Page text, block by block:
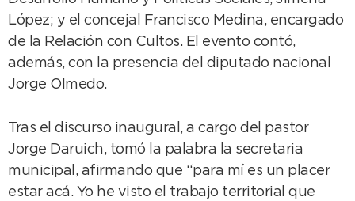
López; y el concejal Francisco Medina, encargado
de la Relación con Cultos. El evento contó,
además, con la presencia del diputado nacional
Jorge Olmedo.
Tras el discurso inaugural, a cargo del pastor
Jorge Daruich, tomó la palabra la secretaria
municipal, afirmando que “para mí es un placer
estar acá. Yo he visto el trabajo territorial que